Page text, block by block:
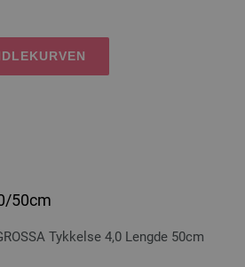
50cm
Tykkelse 4,0 Lengde 50cm